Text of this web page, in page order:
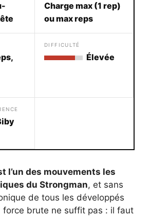
Charge max (1 rep)
ou max reps
DIFFICULTÉ
Élevée
l’un des mouvements les
du Strongman, et sans
de tous les développés
force brute ne suffit pas : il faut